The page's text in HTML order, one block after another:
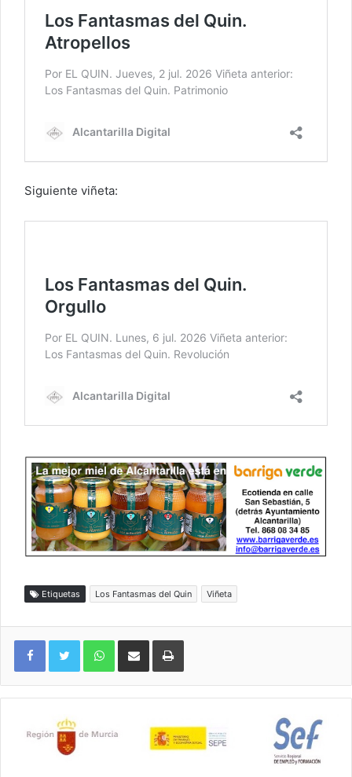
Siguiente viñeta:
Etiquetas Los Fantasmas del Quin Viñeta
WhatsAppCompartir por correo electrónicoImprimir